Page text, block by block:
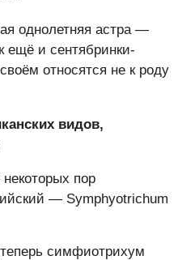
однолетняя астра —
ещё и сентябринки-
относятся не к роду
видов,
пор
— Symphyotrichum
симфиотрихум